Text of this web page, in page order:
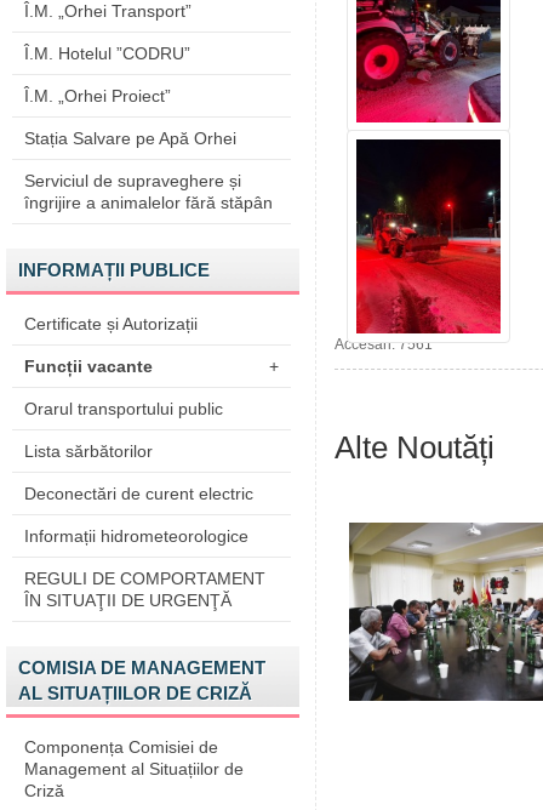
Î.M. „Orhei Transport”
Î.M. Hotelul ”CODRU”
Î.M. „Orhei Proiect”
Stația Salvare pe Apă Orhei
Serviciul de supraveghere și
îngrijire a animalelor fără stăpân
INFORMAȚII PUBLICE
Certificate și Autorizații
Funcții vacante +
Orarul transportului public
Lista sărbătorilor
Deconectări de curent electric
Informații hidrometeorologice
REGULI DE COMPORTAMENT
ÎN SITUAŢII DE URGENŢĂ
COMISIA DE MANAGEMENT
AL SITUAȚIILOR DE CRIZĂ
Componența Comisiei de
Management al Situațiilor de
Criză
Accesări: 7561
Alte Noutăți